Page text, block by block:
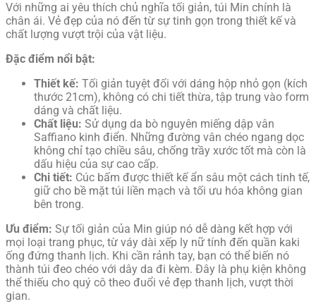
Với những ai yêu thích chủ nghĩa tối giản, túi Min chính là
chân ái. Vẻ đẹp của nó đến từ sự tinh gọn trong thiết kế và
chất lượng vượt trội của vật liệu.
Đặc điểm nổi bật:
Thiết kế: Tối giản tuyệt đối với dáng hộp nhỏ gọn (kích
thước 21cm), không có chi tiết thừa, tập trung vào form
dáng và chất liệu.
Chất liệu: Sử dụng da bò nguyên miếng dập vân
Saffiano kinh điển. Những đường vân chéo ngang dọc
không chỉ tạo chiều sâu, chống trầy xước tốt mà còn là
dấu hiệu của sự cao cấp.
Chi tiết: Cúc bấm được thiết kế ẩn sâu một cách tinh tế,
giữ cho bề mặt túi liền mạch và tối ưu hóa không gian
bên trong.
Ưu điểm: Sự tối giản của Min giúp nó dễ dàng kết hợp với
mọi loại trang phục, từ váy dài xếp ly nữ tính đến quần kaki
ống đứng thanh lịch. Khi cần rảnh tay, bạn có thể biến nó
thành túi đeo chéo với dây da đi kèm. Đây là phụ kiện không
thể thiếu cho quý cô theo đuổi vẻ đẹp thanh lịch, vượt thời
gian.